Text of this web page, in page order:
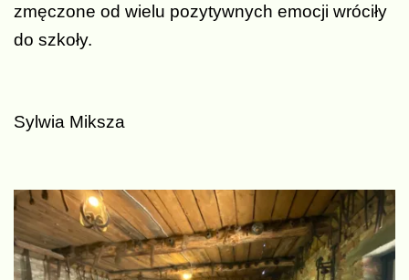
zmęczone od wielu pozytywnych emocji wróciły
do szkoły.
Sylwia Miksza